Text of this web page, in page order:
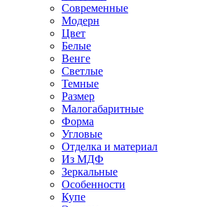
Современные
Модерн
Цвет
Белые
Венге
Светлые
Темные
Размер
Малогабаритные
Форма
Угловые
Отделка и материал
Из МДФ
Зеркальные
Особенности
Купе